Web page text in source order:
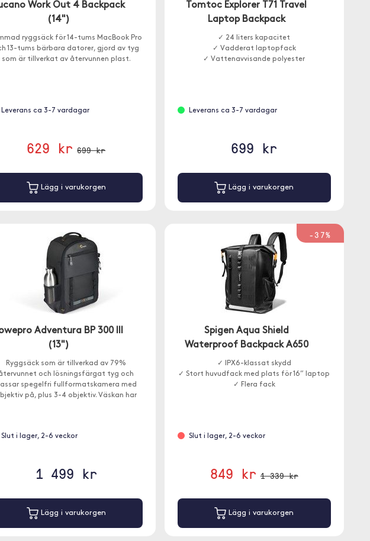
Work Out 4 Backpack
(14")
ryggsäck för 14-tums MacBook Pro
13-tums bärbara datorer, gjord av tyg
som är tillverkat av återvunnen plast.
Leverans ca 3-7 vardagar
629 kr 699 kr
Lägg i varukorgen
Tomtoc Explorer T71 Travel
Laptop Backpack
✓ 24 liters kapacitet
✓ Vadderat laptopfack
✓ Vattenavvisande polyester
Leverans ca 3-7 vardagar
699 kr
Lägg i varukorgen
Adventura BP 300 III
(13")
Ryggsäck som är tillverkad av 79%
och lösningsfärgat tyg och
spegelfri fullformatskamera med
på, plus 3-4 objektiv. Väskan har
Slut i lager, 2-6 veckor
1 499 kr
Lägg i varukorgen
-37%
Spigen Aqua Shield
Waterproof Backpack A650
✓ IPX6-klassat skydd
✓ Stort huvudfack med plats för 16” laptop
✓ Flera fack
Slut i lager, 2-6 veckor
849 kr 1 339 kr
Lägg i varukorgen